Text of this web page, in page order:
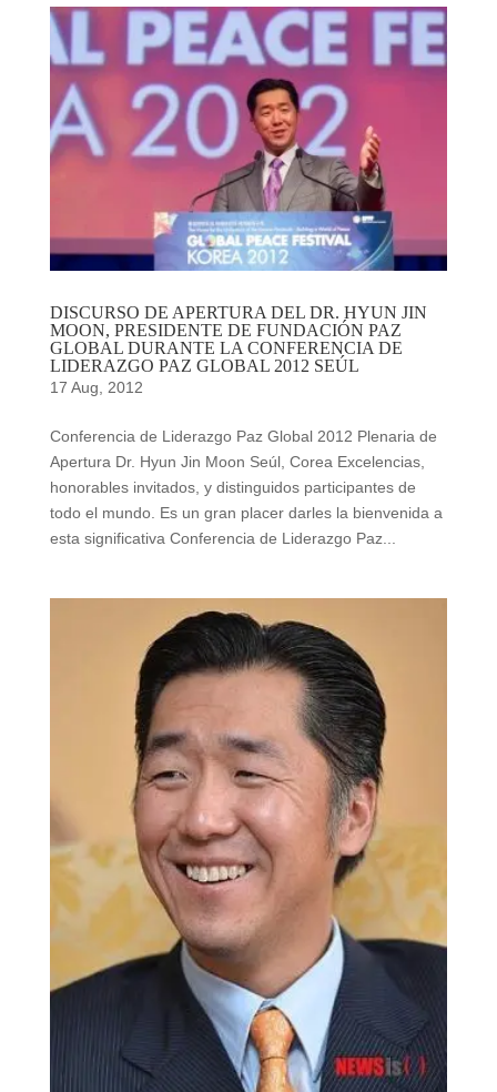
DISCURSO DE APERTURA DEL DR. HYUN JIN
MOON, PRESIDENTE DE FUNDACIÓN PAZ
GLOBAL DURANTE LA CONFERENCIA DE
LIDERAZGO PAZ GLOBAL 2012 SEÚL
17 Aug, 2012
Conferencia de Liderazgo Paz Global 2012 Plenaria de
Apertura Dr. Hyun Jin Moon Seúl, Corea Excelencias,
honorables invitados, y distinguidos participantes de
todo el mundo. Es un gran placer darles la bienvenida a
esta significativa Conferencia de Liderazgo Paz...